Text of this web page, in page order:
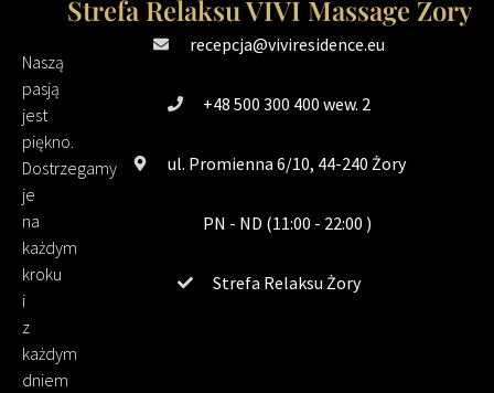
Naszą
pasją
jest
piękno.
Dostrzegamy
je
na
każdym
kroku
i
z
każdym
dniem
Strefa Relaksu VIVI Massage Żory
recepcja@viviresidence.eu
+48 500 300 400 wew. 2
ul. Promienna 6/10, 44-240 Żory
PN - ND (11:00 - 22:00 )
Strefa Relaksu Żory